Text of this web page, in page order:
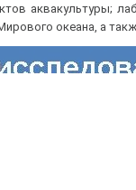
аквакультуры;
океана, а